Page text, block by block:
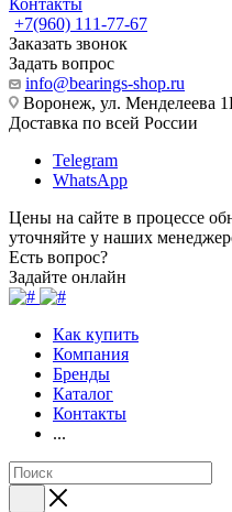
Контакты
+7(960) 111-77-67
Заказать звонок
Задать вопрос
info@bearings-shop.ru
Воронеж, ул. Менделеева
Доставка по всей России
Telegram
WhatsApp
Цены на сайте в процессе
уточняйте у наших
Есть вопрос?
Задайте онлайн
Как купить
Компания
Бренды
Каталог
Контакты
...